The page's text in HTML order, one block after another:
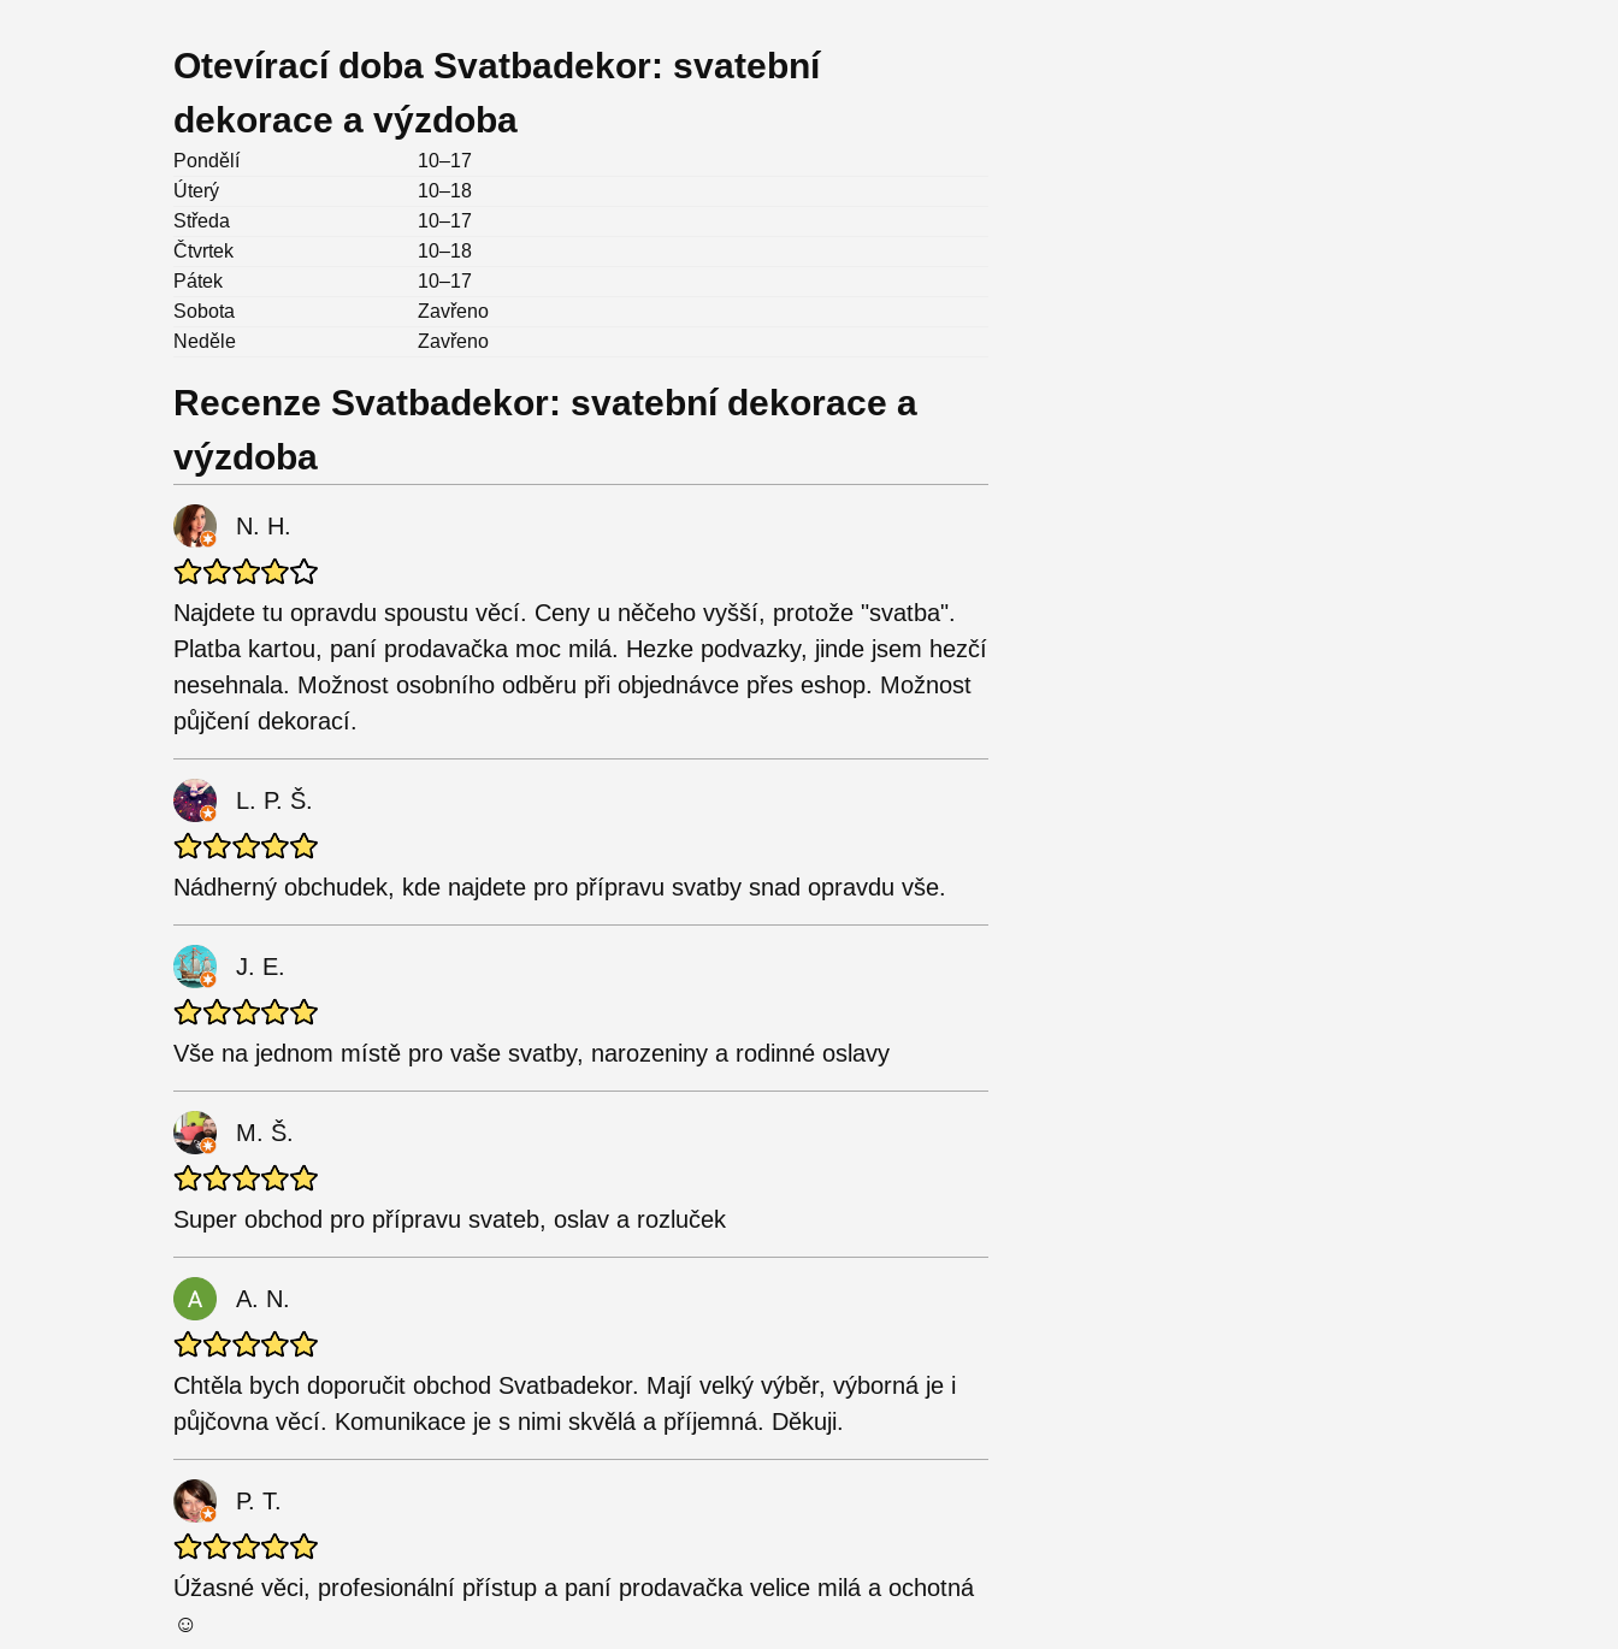
Otevírací doba Svatbadekor: svatební
dekorace a výzdoba
Pondělí
10–17
Úterý
10–18
Středa
10–17
Čtvrtek
10–18
Pátek
10–17
Sobota
Zavřeno
Neděle
Zavřeno
Recenze Svatbadekor: svatební dekorace a
výzdoba
N. H.
Najdete tu opravdu spoustu věcí. Ceny u něčeho vyšší, protože "svatba".
Platba kartou, paní prodavačka moc milá. Hezke podvazky, jinde jsem hezčí
nesehnala. Možnost osobního odběru při objednávce přes eshop. Možnost
půjčení dekorací.
L. P. Š.
Nádherný obchudek, kde najdete pro přípravu svatby snad opravdu vše.
J. E.
Vše na jednom místě pro vaše svatby, narozeniny a rodinné oslavy
M. Š.
Super obchod pro přípravu svateb, oslav a rozluček
A. N.
Chtěla bych doporučit obchod Svatbadekor. Mají velký výběr, výborná je i
půjčovna věcí. Komunikace je s nimi skvělá a příjemná. Děkuji.
P. T.
Úžasné věci, profesionální přístup a paní prodavačka velice milá a ochotná
☺️